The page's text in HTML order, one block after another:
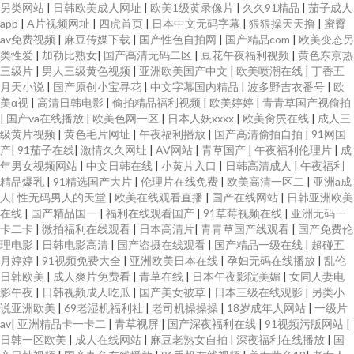
另类网站 | 日韩欧美成人网址 | 欧美1级黄录像片 | 久久91精品 | 茄子成人
app | A片视频网址 | 四虎首页 | 日本中文无码字幕 | 狠狠操天天撸 | 蜜臀
av免费视频 | 麻豆传媒下载 | 国产性色自拍网 | 国产精品com | 欧美变态另
类性爱 | 加勒比熟女| 国产高清无码二区 | 豆花午夜福利视频 | 黄色东京热
三级片 | 男人三级黄色视频 | 亚洲欧美国产中文 | 欧美喷潮在线 | 丁香五
月天小说 | 国产原创小宝寻花 | 中文字幕国内精品 | 波多野吉衣番号 | 欧
美α视 | 高清日韩电影 | 偷拍精品福利视频 | 欧美婷婷 | 青青草国产视偷拍
| 国产va在线播放 | 欧美色网一区 | 日本人妖xxxx | 欧美肏屄在线 | 成人三
级黄片视频 | 黄色毛片网址 | 午夜福利播放 | 国产高清偷拍自拍 | 91网国
产| 91茄子在线| 激情久久网址 | AV网站 | 青草国产 | 午夜福利伦理片 | 成
年男女视频网站 | 中文日韩在线 | 小黄片入口 | 日韩高清成人 | 午夜福利
精品爆乳 | 91精选国产大片 | 伦理片在线免费 | 欧美高清一区二 | 亚洲a成
人 |性无码男人的天堂 | 欧美在线观看直播 | 国产在线网站 | 日韩亚洲欧美
在线 | 国产精品国一 | 福利在线观看国产 | 91草莓视频在线 | 亚洲无码一
卡二卡 | 微拍福利在线观看 | 日本高清片| 青青草国产线观看 | 国产免费伦
理电影 | 日韩电影高清 | 国产盗摄在线观看 | 国产精品一级在线 | 超碰五
月婷婷 | 91视频免费大全 | 亚洲欧美日本在线 | 孕妇无码在线播放 | 乱伦
日韩欧美 | 成人爽片免费看 | 青草在线 | 日本午夜影院美媚 | 女同人妻电
影午夜 | 日韩视频成人吃瓜 | 国产美女被草 | 日本三级在线观影 | 另类小
说亚洲欧美 | 69老湿机福利社 | 老司机操操操 | 18岁成年人网站 | 一级片
av| 亚洲精品卡一卡二 | 青草视屏 | 国产深夜福利在线 | 91视频污版网站 |
日韩一区欧美 | 成人在线网站 | 麻豆老熟女自拍 | 深夜福利在线播放 | 国